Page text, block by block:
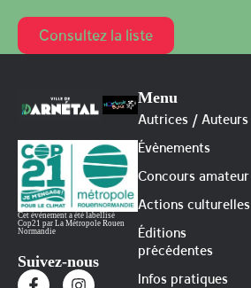
Consultez la liste
Cet évènement a été labellisé
Cop21 par La Métropole Rouen
Normandie
Suivez-nous
Menu
Autrices / Auteurs
Évènements
Concours amateur
Actions culturelles
Éditions
précédentes
Infos pratiques